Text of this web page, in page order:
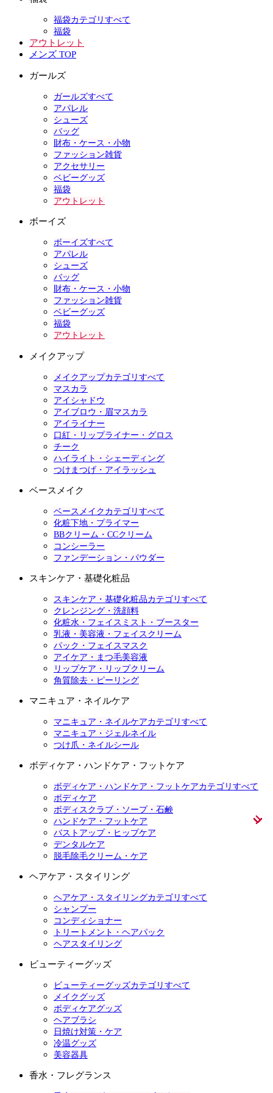
福袋カテゴリすべて
福袋
アウトレット
メンズ TOP
ガールズ
ガールズすべて
アパレル
シューズ
バッグ
財布・ケース・小物
ファッション雑貨
アクセサリー
ベビーグッズ
福袋
アウトレット
ボーイズ
ボーイズすべて
アパレル
シューズ
バッグ
財布・ケース・小物
ファッション雑貨
ベビーグッズ
福袋
アウトレット
メイクアップ
メイクアップカテゴリすべて
マスカラ
アイシャドウ
アイブロウ・眉マスカラ
アイライナー
口紅・リップライナー・グロス
チーク
ハイライト・シェーディング
つけまつげ・アイラッシュ
ベースメイク
ベースメイクカテゴリすべて
化粧下地・プライマー
BBクリーム・CCクリーム
コンシーラー
ファンデーション・パウダー
スキンケア・基礎化粧品
スキンケア・基礎化粧品カテゴリすべて
クレンジング・洗顔料
化粧水・フェイスミスト・ブースター
乳液・美容液・フェイスクリーム
パック・フェイスマスク
アイケア・まつ毛美容液
リップケア・リップクリーム
角質除去・ピーリング
マニキュア・ネイルケア
マニキュア・ネイルケアカテゴリすべて
マニキュア・ジェルネイル
つけ爪・ネイルシール
ボディケア・ハンドケア・フットケア
ボディケア・ハンドケア・フットケアカテゴリすべて
ボディケア
ボディスクラブ・ソープ・石鹸
ハンドケア・フットケア
バストアップ・ヒップケア
デンタルケア
脱毛除毛クリーム・ケア
ヘアケア・スタイリング
ヘアケア・スタイリングカテゴリすべて
シャンプー
コンディショナー
トリートメント・ヘアパック
ヘアスタイリング
ビューティーグッズ
ビューティーグッズカテゴリすべて
メイクグッズ
ボディケアグッズ
ヘアブラシ
日焼け対策・ケア
冷温グッズ
美容器具
香水・フレグランス